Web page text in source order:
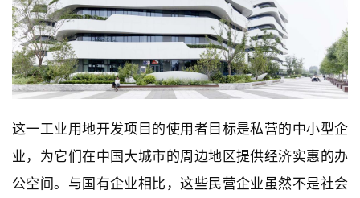
这一工业用地开发项目的使用者目标是私营的中小型企
业，为它们在中国大城市的周边地区提供经济实惠的办
公空间。与国有企业相比，这些民营企业虽然不是社会